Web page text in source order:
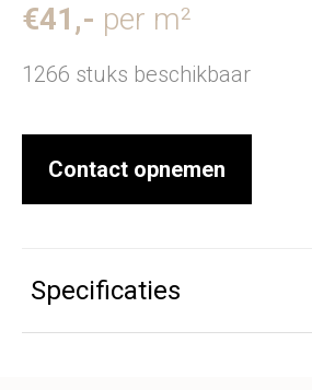
€41 ,- per m²
1266 stuks beschikbaar
Contact opnemen
Specificaties